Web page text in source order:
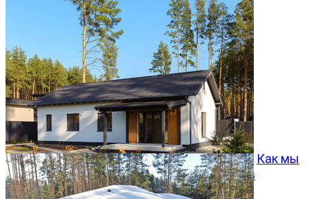
Как мы
превращаем типовой проект Хвойный 96 в
особенный дом
05.08.2026